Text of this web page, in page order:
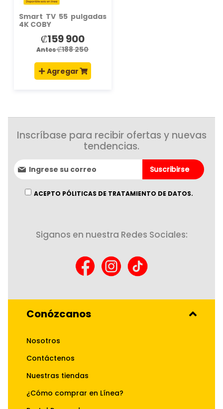
Smart TV 55 pulgadas
4K COBY
Precio
especial
₡159 900
Antes₡188 250
Agregar
Inscríbase para recibir ofertas y nuevas
tendencias.
Suscríbase
al
boletín
informativo:
Suscribirse
ACEPTO PÓLITICAS DE TRATAMIENTO DE DATOS.
Siganos en nuestra Redes Sociales:
Conózcanos
Nosotros
Contáctenos
Nuestras tiendas
¿Cómo comprar en Línea?